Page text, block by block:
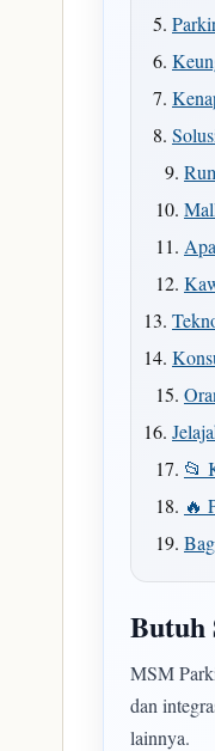
📂
🔥
Butuh
MSM
dan
lainnya.